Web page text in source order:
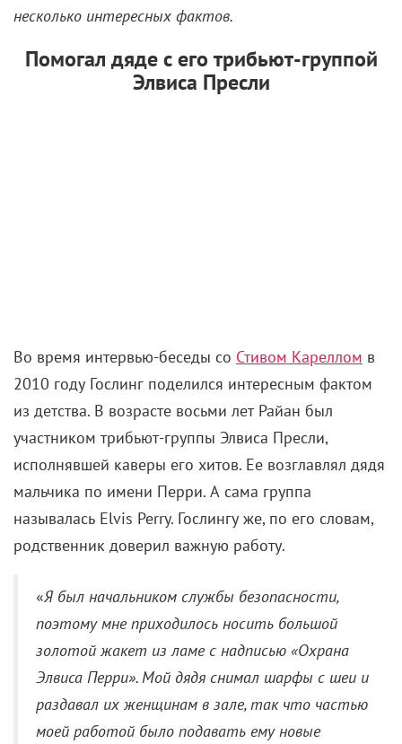
несколько интересных фактов.
Помогал дяде с его трибьют-группой
Элвиса Пресли
Во время интервью-беседы со Стивом Кареллом в
2010 году Гослинг поделился интересным фактом
из детства. В возрасте восьми лет Райан был
участником трибьют-группы Элвиса Пресли,
исполнявшей каверы его хитов. Ее возглавлял дядя
мальчика по имени Перри. А сама группа
называлась Elvis Perry. Гослингу же, по его словам,
родственник доверил важную работу.
«Я был начальником службы безопасности,
поэтому мне приходилось носить большой
золотой жакет из ламе с надписью «Охрана
Элвиса Перри». Мой дядя снимал шарфы с шеи и
раздавал их женщинам в зале, так что частью
моей работой было подавать ему новые